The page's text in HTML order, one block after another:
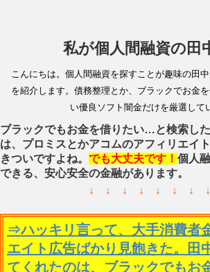
私が個人間融資の田
こんにちは。個人間融資を探すことが趣味の田
を紹介します。債務整理とか、ブラックでお金
い優良ソフト闇金だけを厳選して
ブラックでもお金を借りたい…と検索し
は、プロミスとかアコムのアフィリエイ
きついですよね。 でも大丈夫です！ 個人
できる、安心安全の金融があります。
↓ ↓ ↓ ↓ ↓ ↓ ↓
⇒ハッキリ言って、大手消費者
エイト広告ばかり見飽きた。田
てくれたのは、ブラックでもお